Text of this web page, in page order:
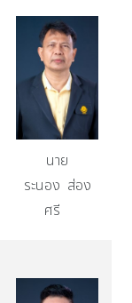
นาย
ระนอง ส่อง
ศรี